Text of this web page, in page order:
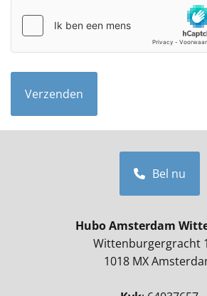
Bel nu
Hubo Amsterdam
Wittenburgergracht
1018 MX